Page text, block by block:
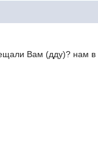
Вам (дду)? нам